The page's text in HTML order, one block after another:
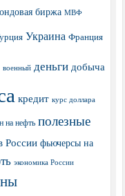
биржа МВФ
Украина Франция
военный деньги добыча
кредит курс доллара
на нефть полезные
России фьючерсы на
экономика России